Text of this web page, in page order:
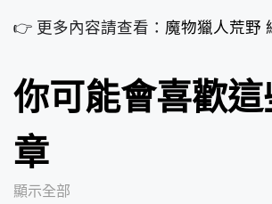
👉 更多內容請查看： 魔物獵人荒野
你可能會喜歡
章
顯示全部